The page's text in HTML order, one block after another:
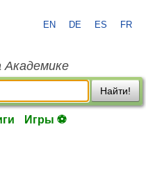
EN DE ES FR
Академике
Найти!
Игры ⚽